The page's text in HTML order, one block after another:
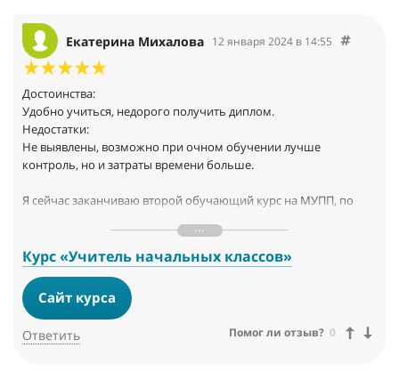
Екатерина Михалова 12 января 2024 в 14:55
Достоинства:
Удобно учиться, недорого получить диплом.
Недостатки:
Не выявлены, возможно при очном обучении лучше
контроль, но и затраты времени больше.
Я сейчас заканчиваю второй обучающий курс на МУПП, по
сказать в отзыве про МУПП. Мне понравилось здесь учиться.
Материалы даны толковые, грамотно и кратко составленные
тексты. Для расширения познаний существуют другие
учебники, другие лекции, никто не мешает и с ними тоже
ознакомиться.
Курс «Учитель начальных классов»
Сайт курса
Ответить Помог ли отзыв? 0